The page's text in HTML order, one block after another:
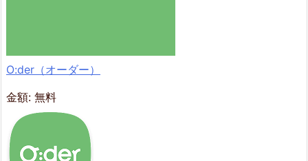
‎O:der（オーダー）
金額: 無料